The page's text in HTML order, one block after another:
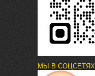
МЫ В СОЦСЕТЯХ